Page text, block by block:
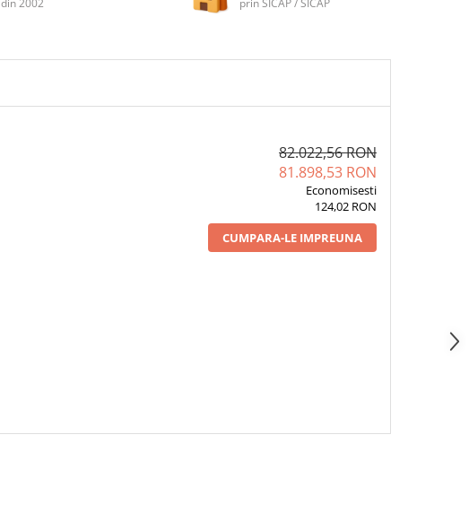
din 2002 prin SICAP / SICAP
82.022,56 RON
81.898,53 RON
Economisesti
124,02 RON
CUMPARA-LE IMPREUNA